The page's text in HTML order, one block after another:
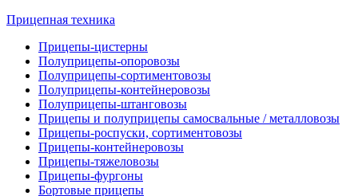
Прицепная техника
Прицепы-цистерны
Полуприцепы-опоровозы
Полуприцепы-сортиментовозы
Полуприцепы-контейнеровозы
Полуприцепы-штанговозы
Прицепы и полуприцепы самосвальные / металловозы
Прицепы-роспуски, сортиментовозы
Прицепы-контейнеровозы
Прицепы-тяжеловозы
Прицепы-фургоны
Бортовые прицепы